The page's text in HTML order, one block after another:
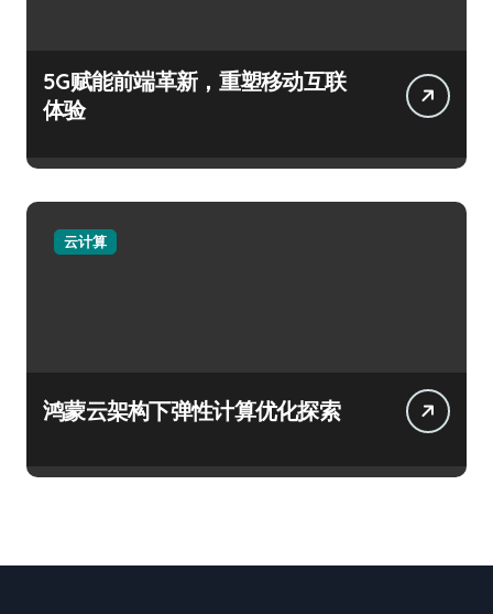
5G赋能前端革新，重塑移动互联
体验
云计算
鸿蒙云架构下弹性计算优化探索